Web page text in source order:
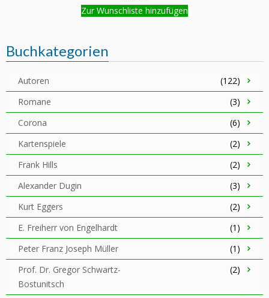
Zur Wunschliste hinzufügen
Buchkategorien
Autoren
(122)
Romane
(3)
Corona
(6)
Kartenspiele
(2)
Frank Hills
(2)
Alexander Dugin
(3)
Kurt Eggers
(2)
E. Freiherr von Engelhardt
(1)
Peter Franz Joseph Müller
(1)
Prof. Dr. Gregor Schwartz-
Bostunitsch
(2)